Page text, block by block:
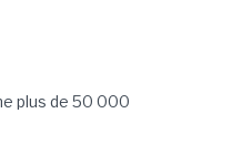
plus de 50 000